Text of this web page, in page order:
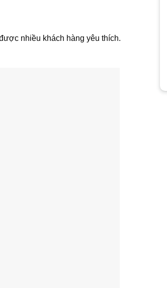
nhiều khách hàng yêu thích.